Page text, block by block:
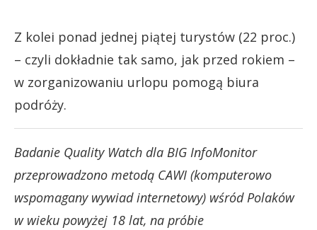
Z kolei ponad jednej piątej turystów (22 proc.)
– czyli dokładnie tak samo, jak przed rokiem –
w zorganizowaniu urlopu pomogą biura
podróży.
Badanie Quality Watch dla BIG InfoMonitor
przeprowadzono metodą CAWI (komputerowo
wspomagany wywiad internetowy) wśród Polaków
w wieku powyżej 18 lat, na próbie